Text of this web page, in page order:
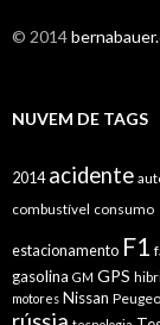
© 2014
NUVEM DE TAGS
2014 acidente
combustível consumo
estacionamento F1
gasolina GM GPS
motores Nissan